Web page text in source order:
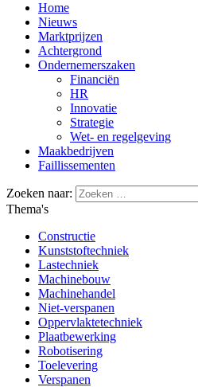
Home
Nieuws
Marktprijzen
Achtergrond
Ondernemerszaken
Financiën
HR
Innovatie
Strategie
Wet- en regelgeving
Maakbedrijven
Faillissementen
Zoeken naar:
Thema's
Constructie
Kunststoftechniek
Lastechniek
Machinebouw
Machinehandel
Niet-verspanen
Oppervlaktetechniek
Plaatbewerking
Robotisering
Toelevering
Verspanen